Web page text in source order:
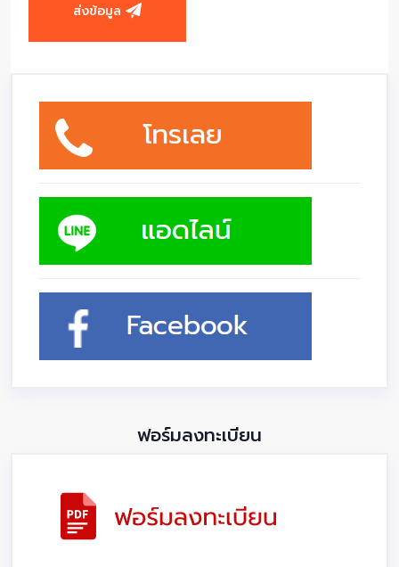
ส่งข้อมูล
ฟอร์มลงทะเบียน